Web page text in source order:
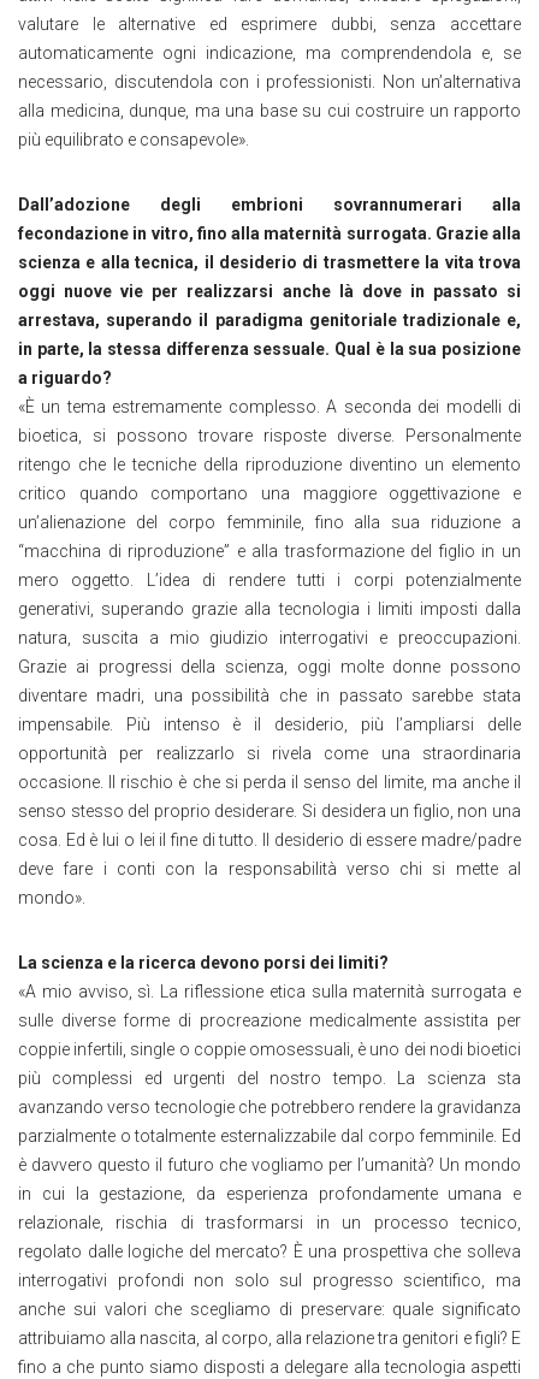
valutare le alternative ed esprimere dubbi, senza accettare
automaticamente ogni indicazione, ma comprendendola e, se
necessario, discutendola con i professionisti. Non un’alternativa
alla medicina, dunque, ma una base su cui costruire un rapporto
più equilibrato e consapevole»
Dall’adozione degli embrioni sovrannumerari alla
fecondazione in vitro, fino alla maternità surrogata. Grazie alla
scienza e alla tecnica, il desiderio di trasmettere la vita trova
oggi nuove vie per realizzarsi anche là dove in passato si
arrestava, superando il paradigma genitoriale tradizionale e,
in parte, la stessa differenza sessuale. Qual è la sua posizione
a riguardo?
«È un tema estremamente complesso. A seconda dei modelli di
bioetica, si possono trovare risposte diverse. Personalmente
ritengo che le tecniche della riproduzione diventino un elemento
critico quando comportano una maggiore oggettivazione e
un’alienazione del corpo femminile, fino alla sua riduzione a
“macchina di riproduzione” e alla trasformazione del figlio in un
mero oggetto. L’idea di rendere tutti i corpi potenzialmente
generativi, superando grazie alla tecnologia i limiti imposti dalla
natura, suscita a mio giudizio interrogativi e preoccupazioni.
Grazie ai progressi della scienza, oggi molte donne possono
diventare madri, una possibilità che in passato sarebbe stata
impensabile. Più intenso è il desiderio, più l’ampliarsi delle
opportunità per realizzarlo si rivela come una straordinaria
occasione. Il rischio è che si perda il senso del limite, ma anche il
senso stesso del proprio desiderare. Si desidera un figlio, non una
cosa. Ed è lui o lei il fine di tutto. Il desiderio di essere madre/padre
deve fare i conti con la responsabilità verso chi si mette al
mondo»
La scienza e la ricerca devono porsi dei limiti?
«A mio avviso, sì. La riflessione etica sulla maternità surrogata e
sulle diverse forme di procreazione medicalmente assistita per
coppie infertili, single o coppie omosessuali, è uno dei nodi bioetici
più complessi ed urgenti del nostro tempo. La scienza sta
avanzando verso tecnologie che potrebbero rendere la gravidanza
parzialmente o totalmente esternalizzabile dal corpo femminile. Ed
è davvero questo il futuro che vogliamo per l’umanità? Un mondo
in cui la gestazione, da esperienza profondamente umana e
relazionale, rischia di trasformarsi in un processo tecnico,
regolato dalle logiche del mercato? È una prospettiva che solleva
interrogativi profondi non solo sul progresso scientifico, ma
anche sui valori che scegliamo di preservare: quale significato
attribuiamo alla nascita, al corpo, alla relazione tra genitori e figli? E
fino a che punto siamo disposti a delegare alla tecnologia aspetti